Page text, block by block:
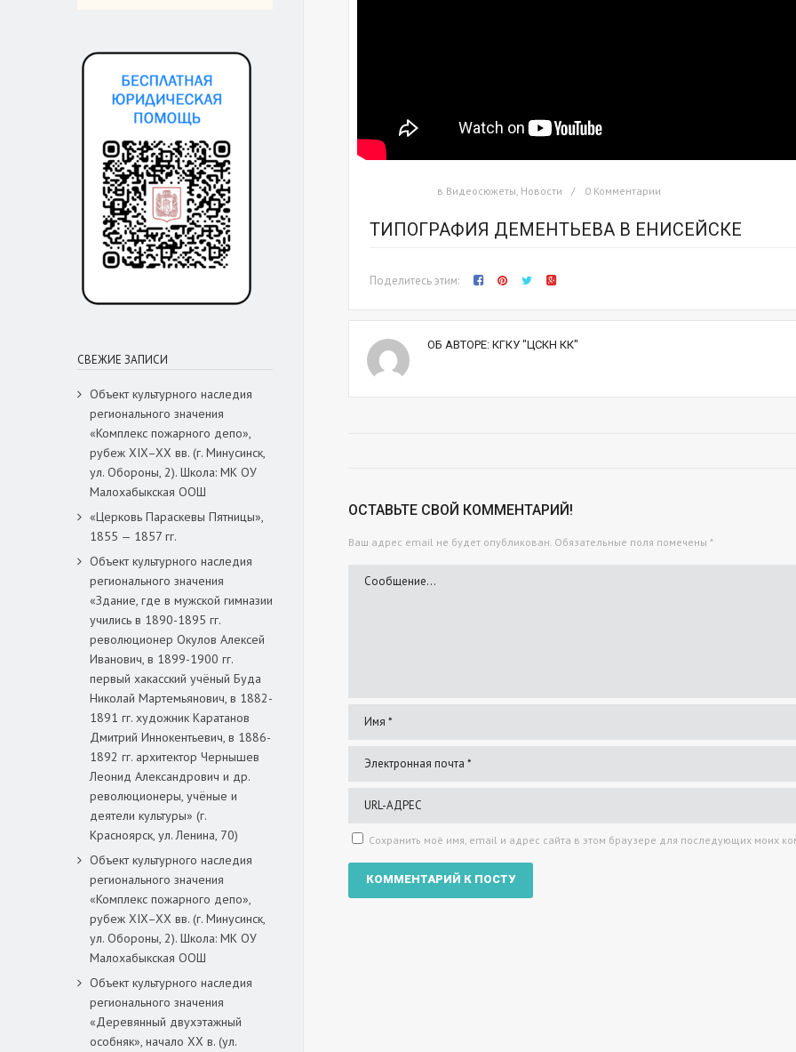
в Видеосюжеты, Новости 0 Комментарии
ТИПОГРАФИЯ ДЕМЕНТЬЕВА В ЕНИСЕЙСКЕ
Поделитесь этим:
ОБ АВТОРЕ: КГКУ "ЦСКН КК"
ОСТАВЬТЕ СВОЙ КОММЕНТАРИЙ!
Ваш адрес email не будет опубликован. Обязательные поля помечены *
Сохранить моё имя, email и адрес сайта в этом браузере для последующих моих
СВЕЖИЕ ЗАПИСИ
Объект культурного наследия
регионального значения
«Комплекс пожарного депо»,
рубеж XIX–XX вв. (г. Минусинск,
ул. Обороны, 2). Школа: МК ОУ
Малохабыкская ООШ
«Церковь Параскевы Пятницы»,
1855 — 1857 гг.
Объект культурного наследия
регионального значения
«Здание, где в мужской гимназии
учились в 1890-1895 гг.
революционер Окулов Алексей
Иванович, в 1899-1900 гг.
первый хакасский учёный Буда
Николай Мартемьянович, в 1882-
1891 гг. художник Каратанов
Дмитрий Иннокентьевич, в 1886-
1892 гг. архитектор Чернышев
Леонид Александрович и др.
революционеры, учёные и
деятели культуры» (г.
Красноярск, ул. Ленина, 70)
Объект культурного наследия
регионального значения
«Комплекс пожарного депо»,
рубеж XIX–XX вв. (г. Минусинск,
ул. Обороны, 2). Школа: МК ОУ
Малохабыкская ООШ
Объект культурного наследия
регионального значения
«Деревянный двухэтажный
особняк», начало ХХ в. (ул.